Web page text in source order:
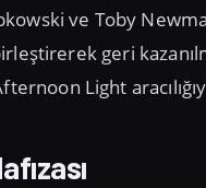
ve Toby
geri
Light